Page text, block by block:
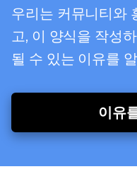
우리는 커뮤니티와
고, 이 양식을 작성
될 수 있는 이유를
이유